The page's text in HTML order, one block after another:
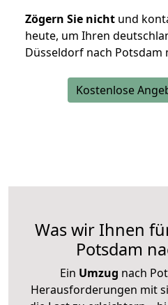
Zögern Sie nicht und
heute, um Ihren
Düsseldorf nach Potsdam
Kostenlose
Was wir Ihnen
Potsdam
Ein Umzug nach
Herausforderungen mit